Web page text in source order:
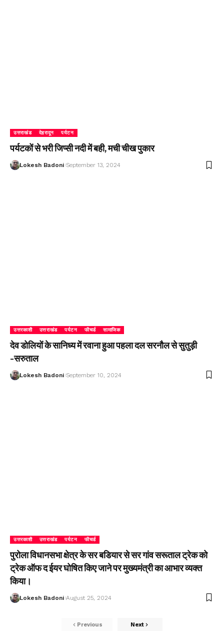
उत्तराखंड देहरादून पर्यटन
पर्यटकों से भरी जिप्सी नदी में बही, मची चीख पुकार
Lokesh Badoni September 13, 2024
उत्तरकाशी उत्तराखंड पर्यटन फीचर्ड सामाजिक
देव डोलियों के सानिध्य में रवाना हुआ पहला दल सरनौल से सुतुड़ी
-सरुताल
Lokesh Badoni September 10, 2024
उत्तरकाशी उत्तराखंड पर्यटन फीचर्ड
पुरोला विधानसभा क्षेत्र के सर बडियार से सर गांव सरूताल ट्रेक को
ट्रेक ऑफ द ईयर घोषित किए जाने पर मुख्यमंत्री का आभार व्यक्त
किया।
Lokesh Badoni August 25, 2024
Previous Next